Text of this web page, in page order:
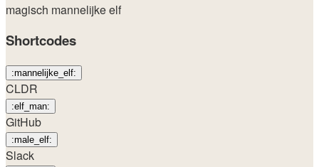
magisch mannelijke elf
Shortcodes
:mannelijke_elf:
CLDR
:elf_man:
GitHub
:male_elf:
Slack